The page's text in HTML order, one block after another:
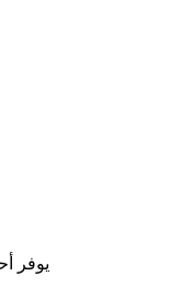
يوفر أحدث إصدار